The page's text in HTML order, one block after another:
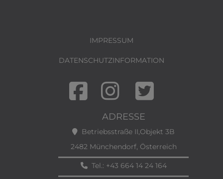
IMPRESSUM
DATENSCHUTZINFORMATION
ADRESSE
Betriebsstraße II,Objekt 3B
2482 Münchendorf, Österreich
Tel.: +43 664 14 24 164